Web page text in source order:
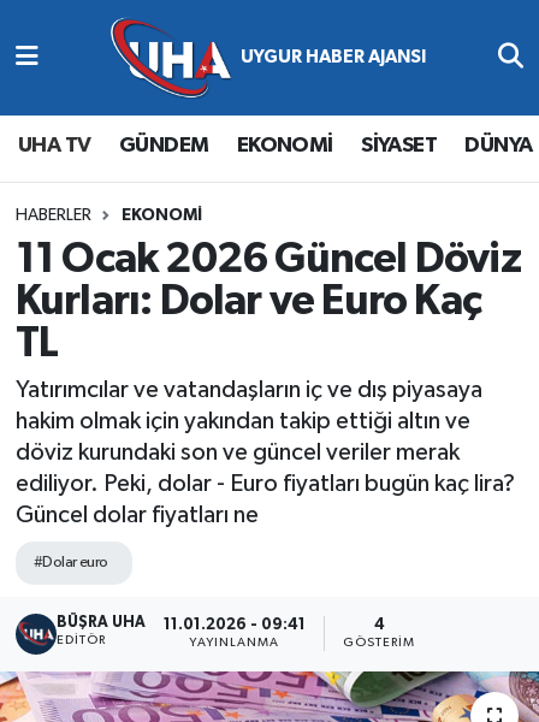
UHA TV GÜNDEM EKONOMİ SİYASET DÜNYA
HABERLER EKONOMİ
11 Ocak 2026 Güncel Döviz
Kurları: Dolar ve Euro Kaç
TL
Yatırımcılar ve vatandaşların iç ve dış piyasaya
hakim olmak için yakından takip ettiği altın ve
döviz kurundaki son ve güncel veriler merak
ediliyor. Peki, dolar - Euro fiyatları bugün kaç lira?
Güncel dolar fiyatları ne
#Dolar euro
BÜŞRA UHA
EDITÖR
11.01.2026 - 09:41
YAYINLANMA
4
GÖSTERIM
Abone Ol
Gündem
Ekonomi
Magazin
Spor
Yaşam
Nöbetçi Eczaneler
Hava Durumu
Namaz Vakitleri
Trafik Durumu
Tüm Manşetler
Son Dakika Haberleri
Haber Arşivi